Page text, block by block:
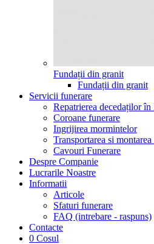
Fundații din granit
Fundații din granit
Servicii funerare
Repatrierea decedaților
Coroane funerare
Ingrijirea mormintelor
Transportarea si
Cavouri Funerare
Despre Companie
Lucrarile Noastre
Informatii
Articole
Sfaturi funerare
FAQ (intrebare - raspuns)
Contacte
0 Cosul